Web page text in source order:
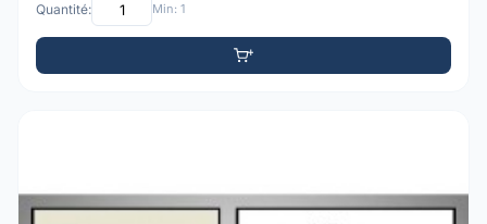
Quantité: Min: 1